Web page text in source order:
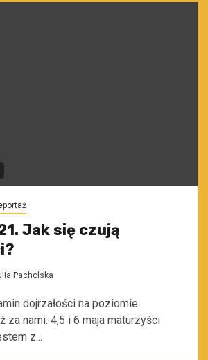
Jak się czują
Pacholska
dojrzałości na poziomie
za nami. 4,5 i 6 maja maturzyści
z...